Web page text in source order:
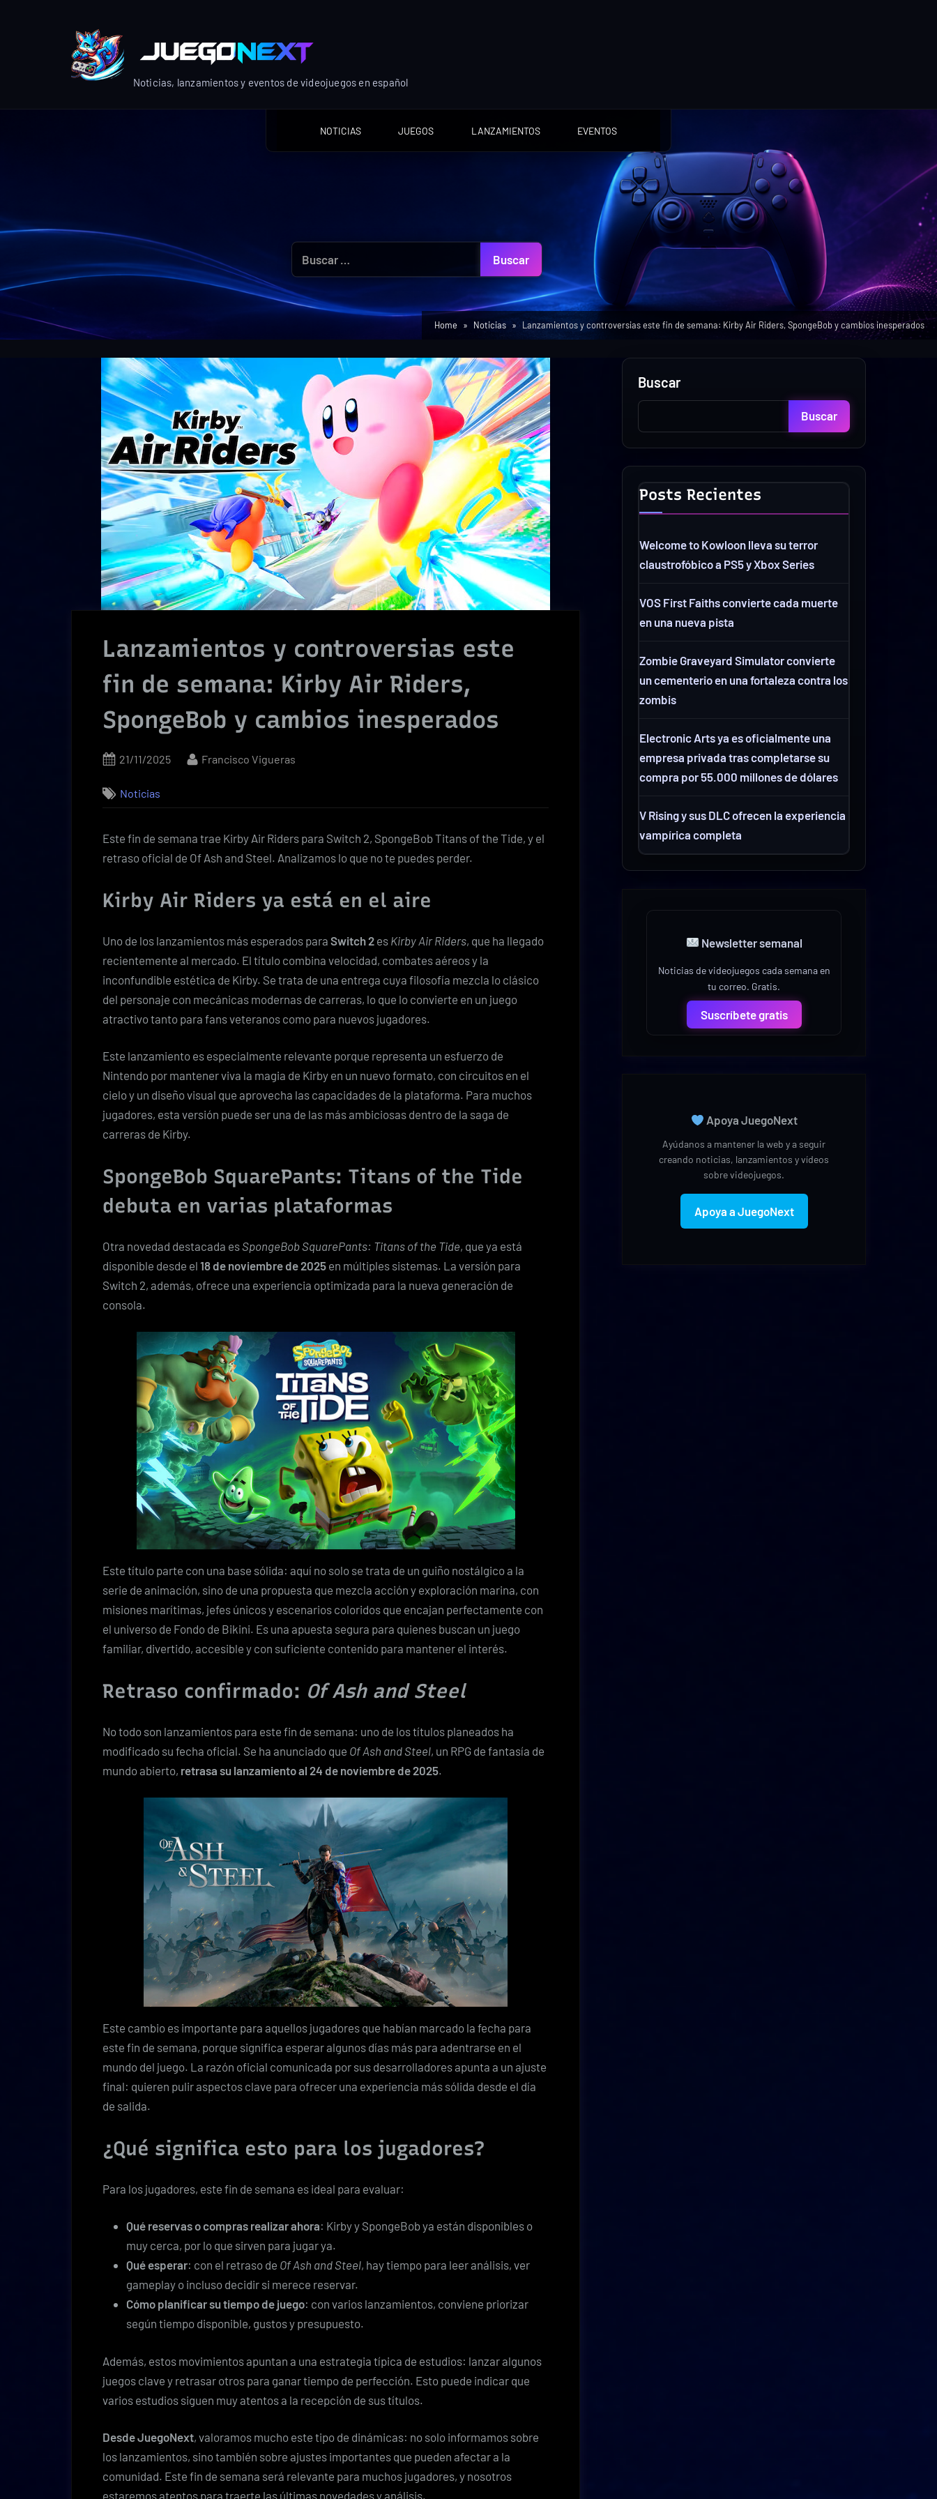
Noticias, lanzamientos y eventos de videojuegos en español
NOTICIAS JUEGOS LANZAMIENTOS EVENTOS
Home Noticias Lanzamientos y controversias este fin de semana: Kirby Air Riders, SpongeBob y cambios inesperados
Lanzamientos y controversias este
fin de semana: Kirby Air Riders,
SpongeBob y cambios inesperados
Posted
21/11/2025 By
Francisco Vigueras
Noticias
Este fin de semana trae Kirby Air Riders para Switch 2, SpongeBob Titans of the Tide, y el
retraso oficial de Of Ash and Steel. Analizamos lo que no te puedes perder.
Kirby Air Riders ya está en el aire
Uno de los lanzamientos más esperados para Switch 2 es Kirby Air Riders, que ha llegado
recientemente al mercado. El título combina velocidad, combates aéreos y la
inconfundible estética de Kirby. Se trata de una entrega cuya filosofía mezcla lo clásico
del personaje con mecánicas modernas de carreras, lo que lo convierte en un juego
atractivo tanto para fans veteranos como para nuevos jugadores.
Este lanzamiento es especialmente relevante porque representa un esfuerzo de
Nintendo por mantener viva la magia de Kirby en un nuevo formato, con circuitos en el
cielo y un diseño visual que aprovecha las capacidades de la plataforma. Para muchos
jugadores, esta versión puede ser una de las más ambiciosas dentro de la saga de
carreras de Kirby.
SpongeBob SquarePants: Titans of the Tide
debuta en varias plataformas
Otra novedad destacada es SpongeBob SquarePants: Titans of the Tide, que ya está
disponible desde el 18 de noviembre de 2025 en múltiples sistemas. La versión para
Switch 2, además, ofrece una experiencia optimizada para la nueva generación de
consola.
Este título parte con una base sólida: aquí no solo se trata de un guiño nostálgico a la
serie de animación, sino de una propuesta que mezcla acción y exploración marina, con
misiones marítimas, jefes únicos y escenarios coloridos que encajan perfectamente con
el universo de Fondo de Bikini. Es una apuesta segura para quienes buscan un juego
familiar, divertido, accesible y con suficiente contenido para mantener el interés.
Retraso confirmado: Of Ash and Steel
No todo son lanzamientos para este fin de semana: uno de los títulos planeados ha
modificado su fecha oficial. Se ha anunciado que Of Ash and Steel, un RPG de fantasía de
mundo abierto, retrasa su lanzamiento al 24 de noviembre de 2025.
Este cambio es importante para aquellos jugadores que habían marcado la fecha para
este fin de semana, porque significa esperar algunos días más para adentrarse en el
mundo del juego. La razón oficial comunicada por sus desarrolladores apunta a un ajuste
final: quieren pulir aspectos clave para ofrecer una experiencia más sólida desde el día
de salida.
¿Qué significa esto para los jugadores?
Para los jugadores, este fin de semana es ideal para evaluar:
Qué reservas o compras realizar ahora: Kirby y SpongeBob ya están disponibles o
muy cerca, por lo que sirven para jugar ya.
Qué esperar: con el retraso de Of Ash and Steel, hay tiempo para leer análisis, ver
gameplay o incluso decidir si merece reservar.
Cómo planificar su tiempo de juego: con varios lanzamientos, conviene priorizar
según tiempo disponible, gustos y presupuesto.
Además, estos movimientos apuntan a una estrategia típica de estudios: lanzar algunos
juegos clave y retrasar otros para ganar tiempo de perfección. Esto puede indicar que
varios estudios siguen muy atentos a la recepción de sus títulos.
Desde JuegoNext, valoramos mucho este tipo de dinámicas: no solo informamos sobre
los lanzamientos, sino también sobre ajustes importantes que pueden afectar a la
comunidad. Este fin de semana será relevante para muchos jugadores, y nosotros
estaremos atentos para traerte las últimas novedades y análisis.
Buscar
Buscar
Posts Recientes
Welcome to Kowloon lleva su terror
claustrofóbico a PS5 y Xbox Series
VOS First Faiths convierte cada muerte
en una nueva pista
Zombie Graveyard Simulator convierte
un cementerio en una fortaleza contra los
zombis
Electronic Arts ya es oficialmente una
empresa privada tras completarse su
compra por 55.000 millones de dólares
V Rising y sus DLC ofrecen la experiencia
vampírica completa
Newsletter semanal
Noticias de videojuegos cada semana en
tu correo. Gratis.
Suscríbete gratis
Apoya JuegoNext
Ayúdanos a mantener la web y a seguir
creando noticias, lanzamientos y vídeos
sobre videojuegos.
Apoya a JuegoNext